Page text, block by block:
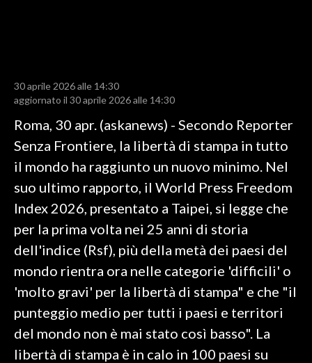
RISULTATI E CLASSIFICHE
CALCIO REGIONALE
BASKET
VOLLEY
MOTORI
TENNIS
ALTRI SPORT
CULTURA
SPETTACOLI
GOSSIP
30 aprile 2026 alle 14:30
aggiornato il 30 aprile 2026 alle 14:30
Roma, 30 apr. (askanews) - Secondo Reporter
Senza Frontiere, la libertà di stampa in tutto
il mondo ha raggiunto un nuovo minimo. Nel
suo ultimo rapporto, il World Press Freedom
Index 2026, presentato a Taipei, si legge che
per la prima volta nei 25 anni di storia
dell'indice (Rsf), più della metà dei paesi del
mondo rientra ora nelle categorie 'difficili' o
'molto gravi' per la libertà di stampa" e che "il
punteggio medio per tutti i paesi e territori
del mondo non è mai stato così basso". La
libertà di stampa è in calo in 100 paesi su